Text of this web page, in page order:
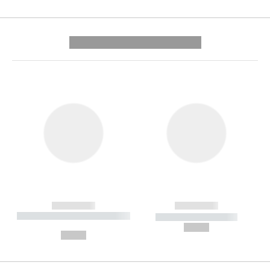
------------
----------- ----------- --------
------------
----------- -----------